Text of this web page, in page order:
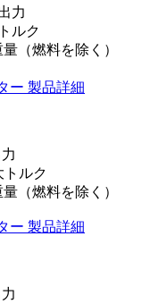
力
ルク
（燃料を除く）
ー 製品詳細
トルク
（燃料を除く）
ー 製品詳細